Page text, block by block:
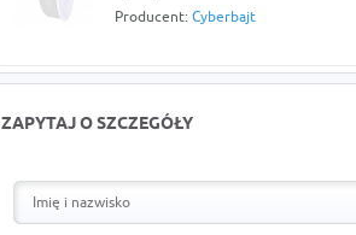
Producent: Cyberbajt
ZAPYTAJ O SZCZEGÓŁY